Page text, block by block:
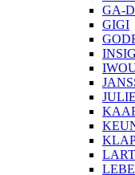
GA-
GIGI